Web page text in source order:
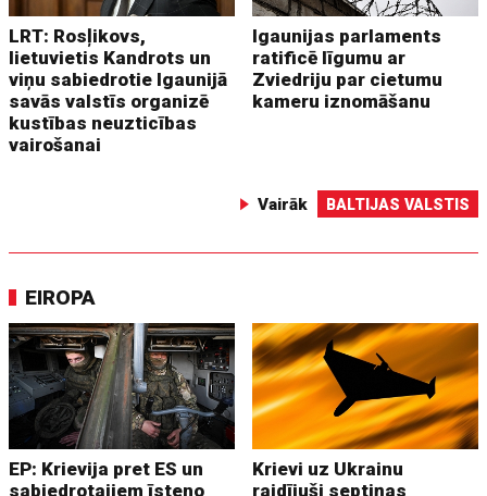
LRT: Rosļikovs,
lietuvietis Kandrots un
viņu sabiedrotie Igaunijā
savās valstīs organizē
kustības neuzticības
vairošanai
Igaunijas parlaments
ratificē līgumu ar
Zviedriju par cietumu
kameru iznomāšanu
Vairāk BALTIJAS VALSTIS
EIROPA
EP: Krievija pret ES un
sabiedrotajiem īsteno
Krievi uz Ukrainu
raidījuši septiņas